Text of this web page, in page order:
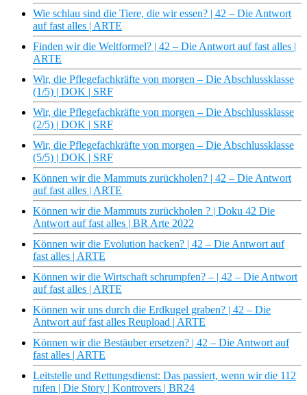
Wie schlau sind die Tiere, die wir essen? | 42 – Die Antwort
auf fast alles | ARTE
Finden wir die Weltformel? | 42 – Die Antwort auf fast alles |
ARTE
Wir, die Pflegefachkräfte von morgen – Die Abschlussklasse
(1/5) | DOK | SRF
Wir, die Pflegefachkräfte von morgen – Die Abschlussklasse
(2/5) | DOK | SRF
Wir, die Pflegefachkräfte von morgen – Die Abschlussklasse
(5/5) | DOK | SRF
Können wir die Mammuts zurückholen? | 42 – Die Antwort
auf fast alles | ARTE
Können wir die Mammuts zurückholen ? | Doku 42 Die
Antwort auf fast alles | BR Arte 2022
Können wir die Evolution hacken? | 42 – Die Antwort auf
fast alles | ARTE
Können wir die Wirtschaft schrumpfen? – | 42 – Die Antwort
auf fast alles | ARTE
Können wir uns durch die Erdkugel graben? | 42 – Die
Antwort auf fast alles Reupload | ARTE
Können wir die Bestäuber ersetzen? | 42 – Die Antwort auf
fast alles | ARTE
Leitstelle und Rettungsdienst: Das passiert, wenn wir die 112
rufen | Die Story | Kontrovers | BR24